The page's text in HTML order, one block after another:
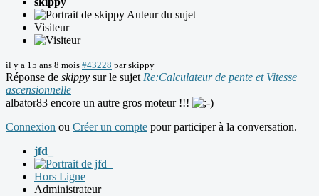
Auteur du sujet
Visiteur
il y a 15 ans 8 mois #43228 parskippy
Réponse de skippy sur le sujet Re:Calculateur de pente et Vitesse
ascensionnelle
albator83 encore un autre gros moteur !!!
Connexion ou Créer un compte pour participer à la conversation.
jfd_
Hors Ligne
Administrateur